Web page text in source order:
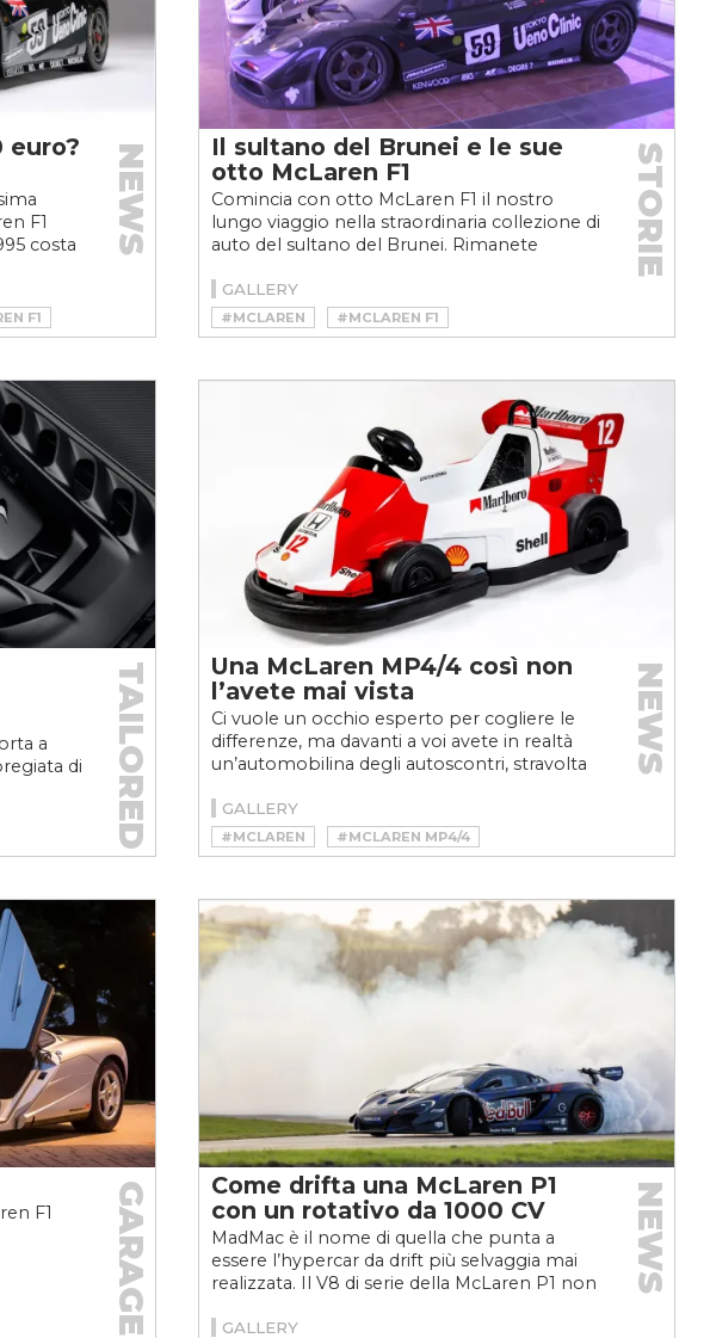
euro?
F1
costa
NEWS
F1
Il sultano del Brunei e le sue
otto McLaren F1
Comincia con otto McLaren F1 il nostro
lungo viaggio nella straordinaria collezione di
auto del sultano del Brunei. Rimanete
STORIE
GALLERY
#MCLAREN
#MCLAREN F1
#SULTANO DEL BRUNEI
a
di
TAILORED
Una McLaren MP4/4 così non
l’avete mai vista
Ci vuole un occhio esperto per cogliere le
differenze, ma davanti a voi avete in realtà
un’automobilina degli autoscontri, stravolta
NEWS
GALLERY
#MCLAREN #MCLAREN MP4/4
F1
GARAGE
Come drifta una McLaren P1
con un rotativo da 1000 CV
MadMac è il nome di quella che punta a
essere l’hypercar da drift più selvaggia mai
realizzata. Il V8 di serie della McLaren P1 non
NEWS
GALLERY